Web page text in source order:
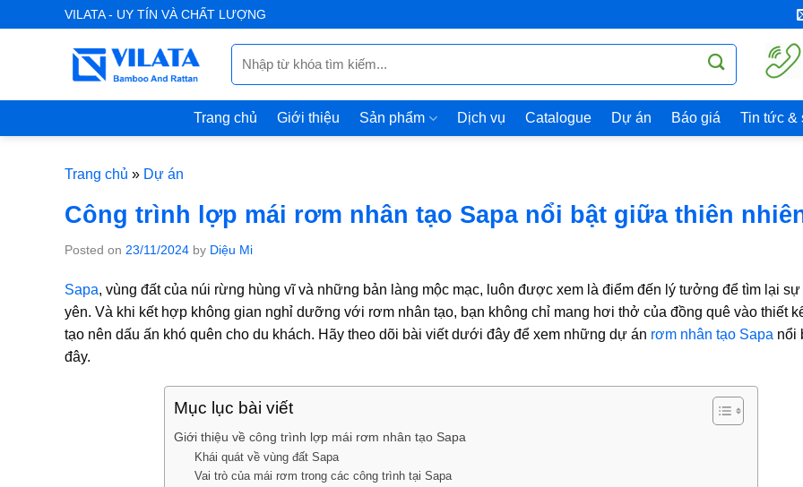
to
VILATA - UY TÍN VÀ CHẤT LƯỢNG
Tìm
kiếm:
Trang chủ Giới thiệu Sản phẩm Dịch vụ Catalogue Dự án Báo giá Tin tức &
Trang chủ » Dự án
Công trình lợp mái rơm nhân tạo Sapa nổi bật giữa thiên
Posted on 23/11/2024 by Diệu Mi
Sapa, vùng đất của núi rừng hùng vĩ và những bản làng mộc mạc, luôn được xem là điểm đến lý tưởng để tìm lại sự
yên. Và khi kết hợp không gian nghỉ dưỡng với rơm nhân tạo, bạn không chỉ mang hơi thở của đồng quê vào thiết
tạo nên dấu ấn khó quên cho du khách. Hãy theo dõi bài viết dưới đây để xem những dự án rơm nhân tạo Sapa nổi
đây.
Mục lục bài viết
Giới thiệu về công trình lợp mái rơm nhân tạo Sapa
Khái quát về vùng đất Sapa
Vai trò của mái rơm trong các công trình tại Sapa